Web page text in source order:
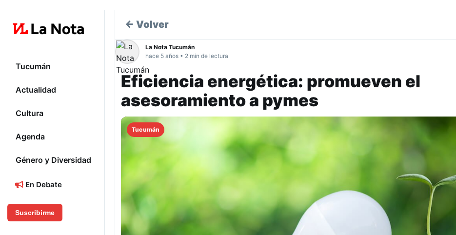
Tucumán
Actualidad
Cultura
Agenda
Género y Diversidad
En Debate
Suscribirme
← Volver
La Nota Tucumán
hace 5 años • 2 min de lectura
Eficiencia energética: promueven el
asesoramiento a pymes
Tucumán